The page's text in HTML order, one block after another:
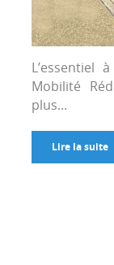
L’essentiel
Mobilité
plus...
Lire la suite